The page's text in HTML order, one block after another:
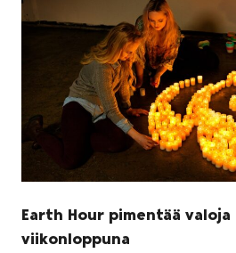
Earth Hour pimentää valoja
viikonloppuna